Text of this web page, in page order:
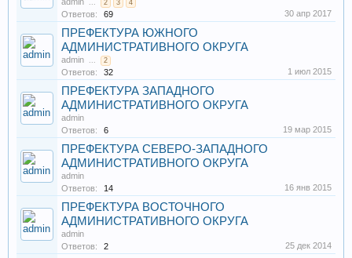
... 2 3 4
Ответов: 69 30 апр 2017
ПРЕФЕКТУРА ЮЖНОГО
АДМИНИСТРАТИВНОГО ОКРУГА
admin ... 2
Ответов: 32 1 июл 2015
ПРЕФЕКТУРА ЗАПАДНОГО
АДМИНИСТРАТИВНОГО ОКРУГА
admin
Ответов:
6 19 мар 2015
ПРЕФЕКТУРА СЕВЕРО-ЗАПАДНОГО
АДМИНИСТРАТИВНОГО ОКРУГА
admin
Ответов:
14 16 янв 2015
ПРЕФЕКТУРА ВОСТОЧНОГО
АДМИНИСТРАТИВНОГО ОКРУГА
admin
Ответов:
2 25 дек 2014